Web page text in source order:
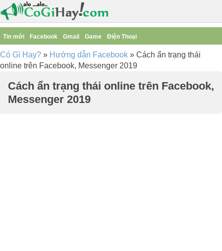
Tin mới Facebook Gmail Game Điện Thoại
Có Gì Hay? » Hướng dẫn Facebook » Cách ẩn trạng thái
online trên Facebook, Messenger 2019
Cách ẩn trạng thái online trên Facebook,
Messenger 2019